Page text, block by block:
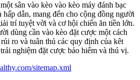
sân vào kèo vào kèo máy đánh bạc
hấp dẫn, mang đến cho cộng đồng người
trí tuyệt vời và cơ hội chiến ăn tiền lớn.
dùng cần vào kèo đặt cược một cách
ro và tuân thủ các quy định của kêt
nghiệm đặt cược bảo hiểm và thú vị.
sitemap.xml